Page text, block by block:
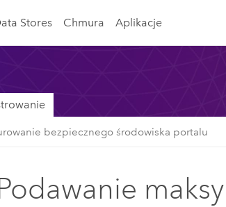
Stores Chmura Aplikacje
bezpiecznego środowiska portalu